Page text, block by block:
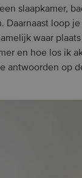
slaapkamer,
Daarnaast loop
waar
en hoe los ik
antwoorden op